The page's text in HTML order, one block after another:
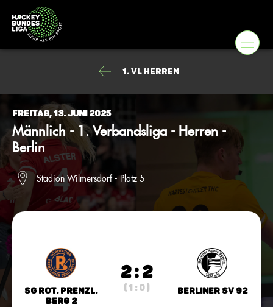
1. VL Herren
Freitag, 13. Juni 2025
Männlich - 1. Verbandsliga - Herren -
Berlin
Stadion Wilmersdorf - Platz 5
SG Rot. Prenzl.
Berg 2
2 : 2
( 1 : 0 ) Berliner SV 92